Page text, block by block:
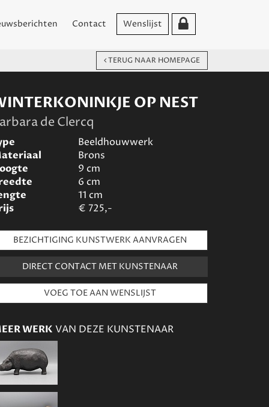
Contact Wenslijst
TERUG NAAR HOMEPAGE
OP NEST
de Clercq
Beeldhouwwerk
Brons
9 cm
6 cm
11 cm
€ 725,-
BEZICHTIGING KUNSTWERK AANVRAGEN
DIRECT CONTACT MET KUNSTENAAR
WERK VAN DEZE KUNSTENAAR